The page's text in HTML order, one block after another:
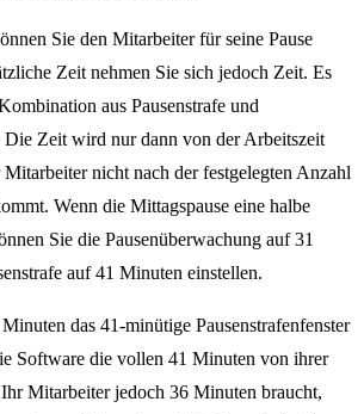
Sie den Mitarbeiter für seine Pause
Zeit nehmen Sie sich jedoch Zeit. Es
aus Pausenstrafe und
Die Zeit wird nur dann von der Arbeitszeit
nicht nach der festgelegten Anzahl
Wenn die Mittagspause eine halbe
Sie die Pausenüberwachung auf 31
auf 41 Minuten einstellen.
das 41-minütige Pausenstrafenfenster
Software die vollen 41 Minuten von ihrer
Mitarbeiter jedoch 36 Minuten braucht,